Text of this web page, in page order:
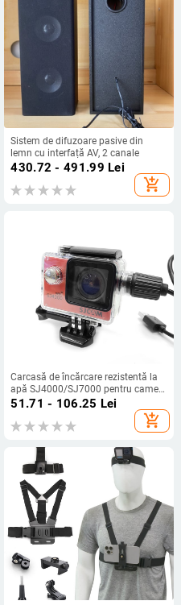
Sistem de difuzoare pasive din
lemn cu interfață AV, 2 canale
430.72 - 491.99 Lei
add_shopping_cart
Carcasă de încărcare rezistentă la
apă SJ4000/SJ7000 pentru camere
de acțiune — include carcasă
rezistentă la apă, conector etanș și
cablu de încărcare
51.71 - 106.25 Lei
add_shopping_cart